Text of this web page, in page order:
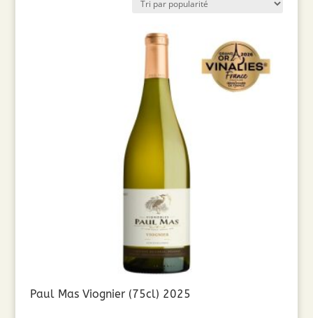
Paul Mas Viognier (75cl) 2025